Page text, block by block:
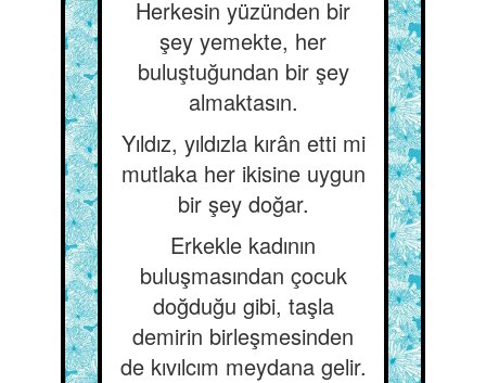
Herkesin yüzünden bir
şey yemekte, her
buluştuğundan bir şey
almaktasın.
Yıldız, yıldızla kırân etti mi
mutlaka her ikisine uygun
bir şey doğar.
Erkekle kadının
buluşmasından çocuk
doğduğu gibi, taşla
demirin birleşmesinden
de kıvılcım meydana gelir.